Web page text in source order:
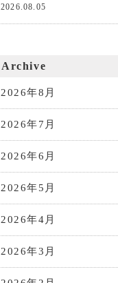
2026.08.05
Archive
2026年8月
2026年7月
2026年6月
2026年5月
2026年4月
2026年3月